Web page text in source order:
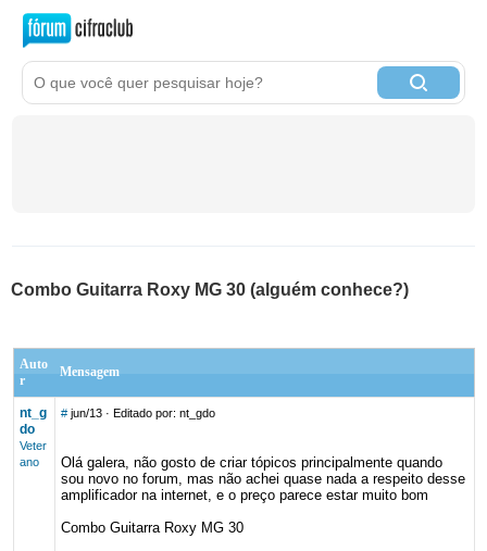
Combo Guitarra Roxy MG 30 (alguém conhece?)
Auto
r
Mensagem
nt_g
do
Veter
ano
# jun/13· Editado por: nt_gdo
Olá galera, não gosto de criar tópicos principalmente quando
sou novo no forum, mas não achei quase nada a respeito desse
amplificador na internet, e o preço parece estar muito bom
Combo Guitarra Roxy MG 30